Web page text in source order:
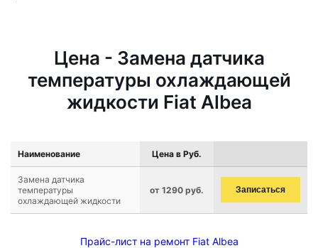
Цена - Замена датчика
температуры охлаждающей
жидкости Fiat Albea
Наименование Цена в Руб.
Замена датчика
температуры
охлаждающей жидкости
от 1290 руб. Записаться
Прайс-лист на ремонт Fiat Albea